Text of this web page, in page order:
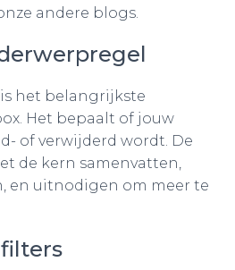
andere blogs.
het belangrijkste
Het bepaalt of jouw
of verwijderd wordt. De
de kern samenvatten,
en uitnodigen om meer te